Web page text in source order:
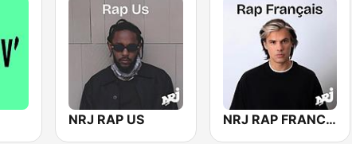
NRJ RAP US NRJ RAP FRANCAIS